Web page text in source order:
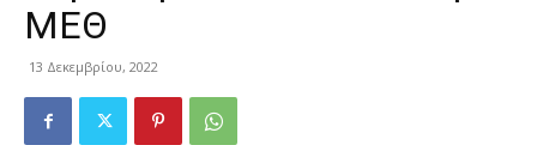
ΜΕΘ
13 Δεκεμβρίου, 2022